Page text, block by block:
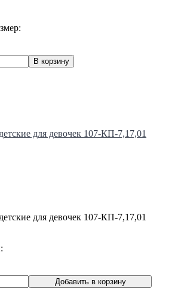
для девочек 107-КП-7,17,01
для девочек 107-КП-7,17,01